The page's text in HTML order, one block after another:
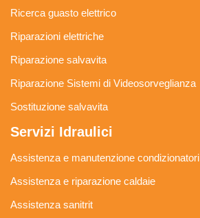
Ricerca guasto elettrico
Riparazioni elettriche
Riparazione salvavita
Riparazione Sistemi di Videosorveglianza
Sostituzione salvavita
Servizi Idraulici
Assistenza e manutenzione condizionatori
Assistenza e riparazione caldaie
Assistenza sanitrit